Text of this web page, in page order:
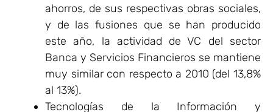
ahorros, de sus respectivas obras sociales,
y de las fusiones que se han producido
este año, la actividad de VC del sector
Banca y Servicios Financieros se mantiene
muy similar con respecto a 2010 (del 13,8%
al 13%).
Tecnologías de la Información y